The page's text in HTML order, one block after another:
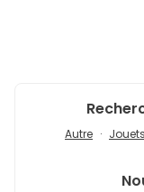
Autre Jouets